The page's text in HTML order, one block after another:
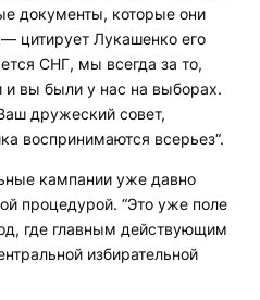
документы, которые они
цитирует Лукашенко его
СНГ, мы всегда за то,
и вы были у нас на выборах.
дружеский совет,
воспринимаются всерьез“.
кампании уже давно
процедурой. “Это уже поле
где главным действующим
избирательной